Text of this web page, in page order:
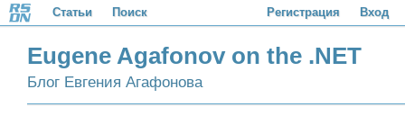
Статьи Поиск Регистрация Вход
Eugene Agafonov on the .NET
Блог Евгения Агафонова